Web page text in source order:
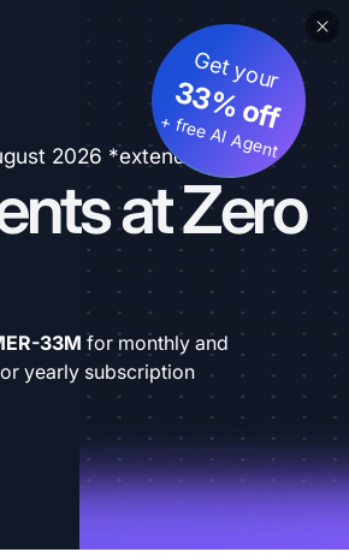
2026 *extended
at Zero
Get your
33% off
+ free AI Agent
33M for monthly and
yearly subscription